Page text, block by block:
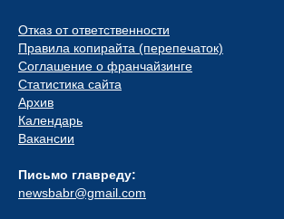
Отказ от ответственности
Правила копирайта (перепечаток)
Соглашение о франчайзинге
Статистика сайта
Архив
Календарь
Вакансии
Письмо главреду:
newsbabr@gmail.com